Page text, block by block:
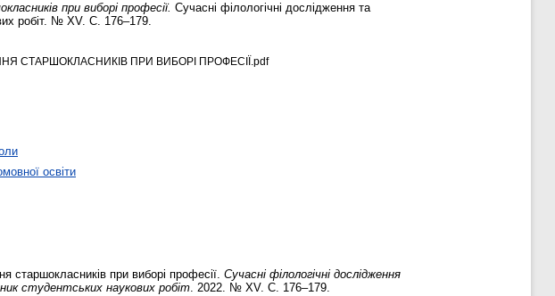
при виборі професії. Сучасні філологічні дослідження та
робіт. № XV. С. 176–179.
СТАРШОКЛАСНИКІВ ПРИ ВИБОРІ ПРОФЕСІЇ.pdf
освіти
старшокласників при виборі професії. Сучасні філологічні дослідження
студентських наукових робіт. 2022. № XV. С. 176–179.